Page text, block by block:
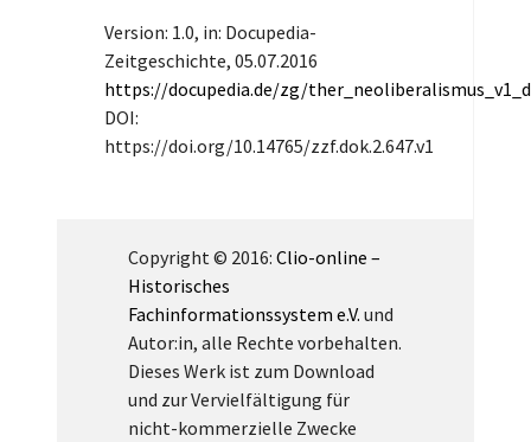
Version: 1.0, in: Docupedia-
Zeitgeschichte, 05.07.2016
https://docupedia.de/zg/
DOI:
https://doi.org/10.14765/zzf.dok.2.647.v1
Copyright © 2016: Clio-online –
Historisches
Fachinformationssystem e.V. und
Autor:in, alle Rechte vorbehalten.
Dieses Werk ist zum Download
und zur Vervielfältigung für
nicht-kommerzielle Zwecke